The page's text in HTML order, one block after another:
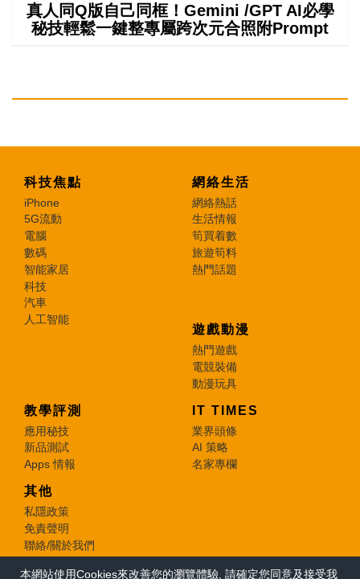
真人同Q版自己同框！Gemini /GPT AI必學
秘技輕鬆一鍵整專屬跨次元合照附Prompt
科技焦點
iPhone
5G流動
電腦
數碼
智能家居
科技
汽車
人工智能
網絡生活
網絡熱話
生活情報
筍買着數
旅遊筍料
熱門話題
遊戲動漫
熱門遊戲
電競裝備
動漫玩具
教學評測
應用秘技
新品測試
Apps 情報
IT TIMES
業界頭條
AI 策略
名家專欄
其他
私隱政策
免責聲明
聯絡/關於我們
© 2026 e-zone. All Rights Reserved.
本網站使用Cookies來改善您的瀏覽體驗, 請確定您同意及接受我